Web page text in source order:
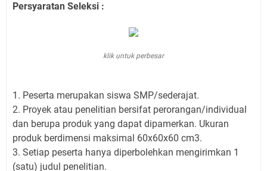
Persyaratan Seleksi :
klik untuk perbesar
1. Peserta merupakan siswa SMP/sederajat.
2. Proyek atau penelitian bersifat perorangan/individual
dan berupa produk yang dapat dipamerkan. Ukuran
produk berdimensi maksimal 60x60x60 cm3.
3. Setiap peserta hanya diperbolehkan mengirimkan 1
(satu) judul penelitian.